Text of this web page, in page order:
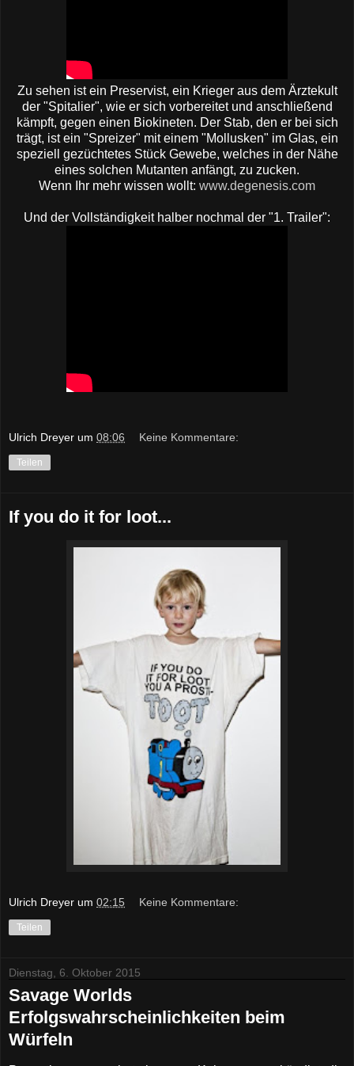
Zu sehen ist ein Preservist, ein Krieger aus dem Ärztekult
der "Spitalier", wie er sich vorbereitet und anschließend
kämpft, gegen einen Biokineten. Der Stab, den er bei sich
trägt, ist ein "Spreizer" mit einem "Mollusken" im Glas, ein
speziell gezüchtetes Stück Gewebe, welches in der Nähe
eines solchen Mutanten anfängt, zu zucken.
Wenn Ihr mehr wissen wollt: www.degenesis.com
Und der Vollständigkeit halber nochmal der "1. Trailer":
Ulrich Dreyer um 08:06 Keine Kommentare:
Teilen
If you do it for loot...
Ulrich Dreyer um 02:15 Keine Kommentare:
Teilen
Dienstag, 6. Oktober 2015
Savage Worlds
Erfolgswahrscheinlichkeiten beim
Würfeln